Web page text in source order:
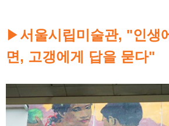
▶서울시립미술관, "인생
면, 고갱에게 답을 묻다"